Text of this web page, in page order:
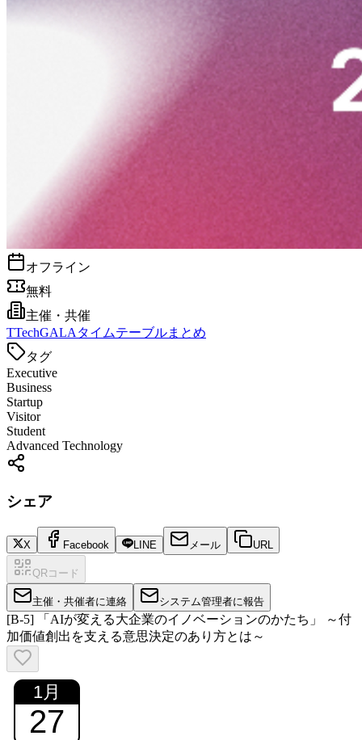
オフライン
無料
主催・共催
TTechGALAタイムテーブルまとめ
タグ
Executive
Business
Startup
Visitor
Student
Advanced Technology
シェア
X Facebook LINE メール URL
QRコード
主催・共催者に連絡 システム管理者に報告
[B-5] 「AIが変える大企業のイノベーションのかたち」 ～付
加価値創出を支える意思決定のあり方とは～
1月
27